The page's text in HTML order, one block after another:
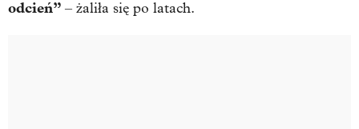
odcień” – żaliła się po latach.